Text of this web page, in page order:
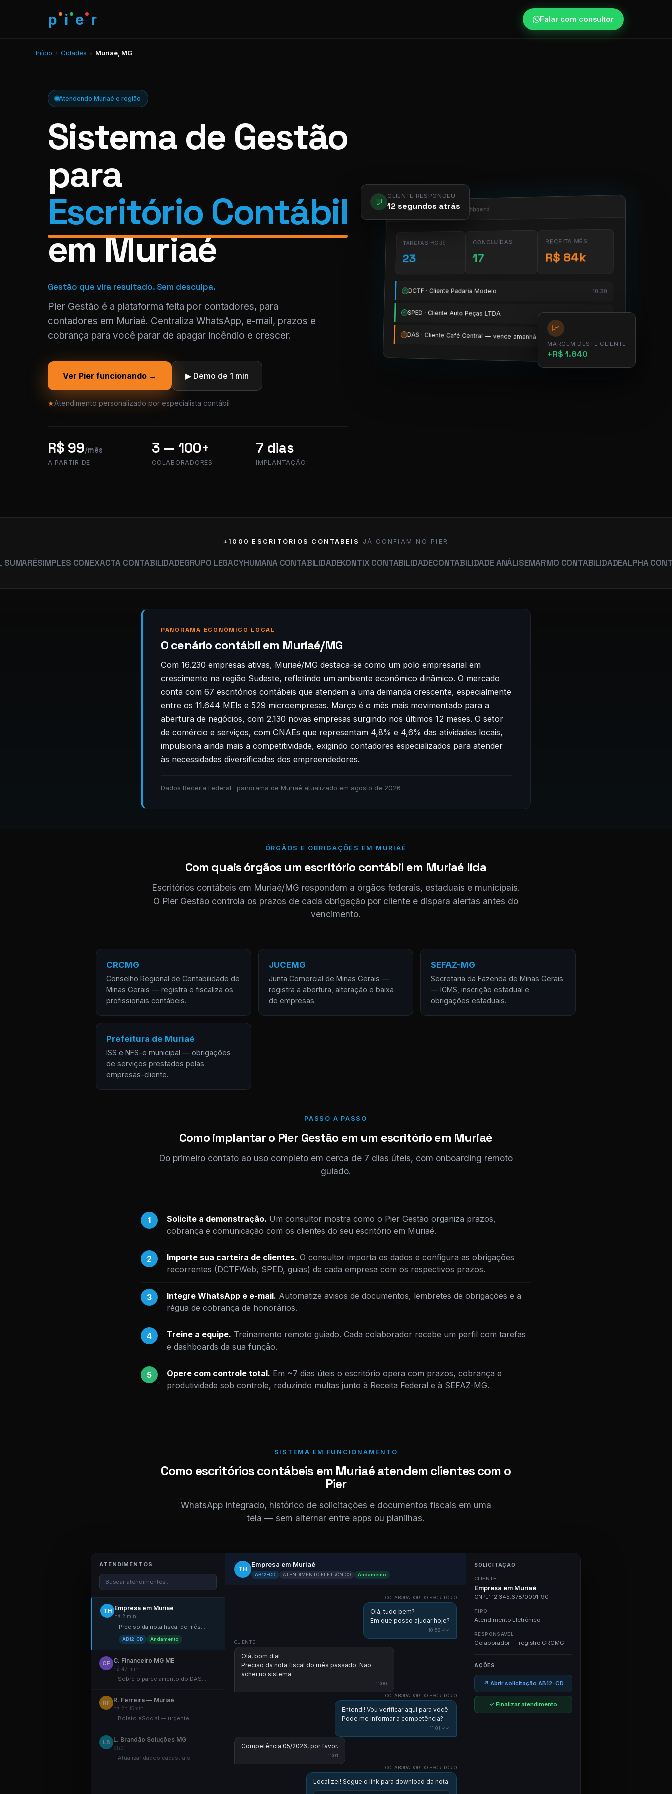
p i e r Falar com consultor
Início › Cidades › Muriaé, MG
Atendendo Muriaé e região
Sistema de Gestão
para
Escritório Contábil
em Muriaé
Gestão que vira resultado. Sem desculpa.
Pier Gestão é a plataforma feita por contadores, para
contadores em Muriaé. Centraliza WhatsApp, e-mail, prazos e
cobrança para você parar de apagar incêndio e crescer.
Ver Pier funcionando → ▶ Demo de 1 min
★Atendimento personalizado por especialista contábil
R$ 99/mês
A PARTIR DE
3 — 100+
COLABORADORES
7 dias
IMPLANTAÇÃO
💬 12 segundos atrás
app.pier.mobi/dashboard
TAREFAS HOJE
23
CONCLUÍDAS
17
RECEITA MÊS
R$ 84k
✓ DCTF · Cliente Padaria Modelo 10:30
✓ SPED · Cliente Auto Peças LTDA 11:15
! DAS · Cliente Café Central — vence amanhã
📈
MARGEM DESTE CLIENTE
+R$ 1.840
+1000 ESCRITÓRIOS CONTÁBEIS JÁ CONFIAM NO PIER
SIMPLES CONEXACTA CONTABILIDADEGRUPO LEGACYHUMANA CONTABILIDADEKONTIX CONTABILIDADECONTABILIDADE ANÁLISEMARMO CONTABILIDADEALPHA
PANORAMA ECONÔMICO LOCAL
O cenário contábil em Muriaé/MG
Com 16.230 empresas ativas, Muriaé/MG destaca-se como um polo empresarial em
crescimento na região Sudeste, refletindo um ambiente econômico dinâmico. O mercado
conta com 67 escritórios contábeis que atendem a uma demanda crescente, especialmente
entre os 11.644 MEIs e 529 microempresas. Março é o mês mais movimentado para a
abertura de negócios, com 2.130 novas empresas surgindo nos últimos 12 meses. O setor
de comércio e serviços, com CNAEs que representam 4,8% e 4,6% das atividades locais,
impulsiona ainda mais a competitividade, exigindo contadores especializados para atender
às necessidades diversificadas dos empreendedores.
Dados Receita Federal · panorama de Muriaé atualizado em agosto de 2026
ÓRGÃOS E OBRIGAÇÕES EM MURIAÉ
Com quais órgãos um escritório contábil em Muriaé lida
Escritórios contábeis em Muriaé/MG respondem a órgãos federais, estaduais e municipais.
O Pier Gestão controla os prazos de cada obrigação por cliente e dispara alertas antes do
vencimento.
CRCMG
Conselho Regional de Contabilidade de
Minas Gerais — registra e fiscaliza os
profissionais contábeis.
JUCEMG
Junta Comercial de Minas Gerais —
registra a abertura, alteração e baixa
de empresas.
SEFAZ-MG
Secretaria da Fazenda de Minas Gerais
— ICMS, inscrição estadual e
obrigações estaduais.
Prefeitura de Muriaé
ISS e NFS-e municipal — obrigações
de serviços prestados pelas
empresas-cliente.
PASSO A PASSO
Como implantar o Pier Gestão em um escritório em Muriaé
Do primeiro contato ao uso completo em cerca de 7 dias úteis, com onboarding remoto
guiado.
1 Solicite a demonstração. Um consultor mostra como o Pier Gestão organiza prazos,
cobrança e comunicação com os clientes do seu escritório em Muriaé.
2 Importe sua carteira de clientes. O consultor importa os dados e configura as obrigações
recorrentes (DCTFWeb, SPED, guias) de cada empresa com os respectivos prazos.
3 Integre WhatsApp e e-mail. Automatize avisos de documentos, lembretes de obrigações e a
régua de cobrança de honorários.
4 Treine a equipe. Treinamento remoto guiado. Cada colaborador recebe um perfil com tarefas
e dashboards da sua função.
5 Opere com controle total. Em ~7 dias úteis o escritório opera com prazos, cobrança e
produtividade sob controle, reduzindo multas junto à Receita Federal e à SEFAZ-MG.
SISTEMA EM FUNCIONAMENTO
Como escritórios contábeis em Muriaé atendem clientes com o
Pier
WhatsApp integrado, histórico de solicitações e documentos fiscais em uma
tela — sem alternar entre apps ou planilhas.
ATENDIMENTOS
Buscar atendimentos...
TH Empresa em Muriaé
há 2 min
Preciso da nota fiscal do mês...
AB12-CD Andamento
CF C. Financeiro MG ME
há 47 min
Sobre o parcelamento do DAS...
RF R. Ferreira — Muriaé
há 2h 15min
Boleto eSocial — urgente
LB L. Brandão Soluções MG
9h01
Atualizar dados cadastrais
TH
Empresa em Muriaé
AB12-CD ATENDIMENTO ELETRÔNICO Andamento
COLABORADOR DO ESCRITÓRIO
Olá, tudo bem?
Em que posso ajudar hoje?
10:58 ✓✓
CLIENTE
Olá, bom dia!
Preciso da nota fiscal do mês passado. Não
achei no sistema.
11:00
COLABORADOR DO ESCRITÓRIO
Entendi! Vou verificar aqui para você.
Pode me informar a competência?
11:01 ✓✓
Competência 05/2026, por favor.
11:01
COLABORADOR DO ESCRITÓRIO
Localizei! Segue o link para download da nota.
SOLICITAÇÃO
CLIENTE
Empresa em Muriaé
CNPJ: 12.345.678/0001-90
TIPO
Atendimento Eletrônico
RESPONSÁVEL
Colaborador — registro CRCMG
AÇÕES
↗ Abrir solicitação AB12-CD
✓ Finalizar atendimento